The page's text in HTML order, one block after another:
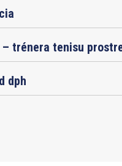
trénera tenisu
dph